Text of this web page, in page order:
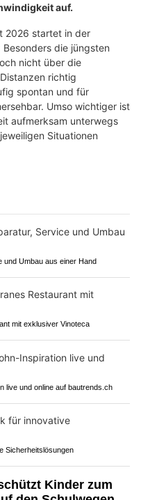
auf.
2026 startet in der
die jüngsten
nicht über die
richtig
spontan und für
Umso wichtiger ist
aufmerksam unterwegs
Situationen
und Umbau aus einer Hand
mit exklusiver Vinoteca
live und online auf bautrends.ch
Sicherheitslösungen
Kinder zum